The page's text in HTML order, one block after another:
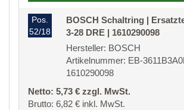
Pos.
52/18
BOSCH Schaltring |
3-28 DRE | 1610290098
Hersteller: BOSCH
Artikelnummer: EB-
1610290098
Netto: 5,73 € zzgl. MwSt.
Brutto: 6,82 € inkl. MwSt.